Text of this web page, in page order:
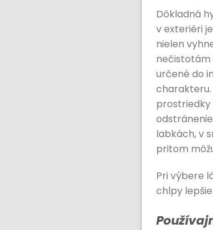
Dôkladná
v exteriéri
nielen
nečistotám
určené do
prostriedky
labkách, v
pritom
Pri výbere
chlpy